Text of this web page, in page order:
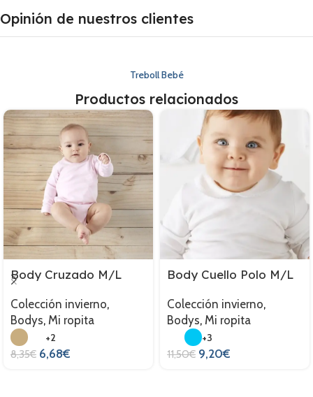
Opinión de nuestros clientes
Treboll Bebé
Productos relacionados
Body Cruzado M/L
Colección invierno,
Bodys, Mi ropita
+2
8,35€ 6,68€
Body Cuello Polo M/L
Colección invierno,
Bodys, Mi ropita
+3
11,50€ 9,20€